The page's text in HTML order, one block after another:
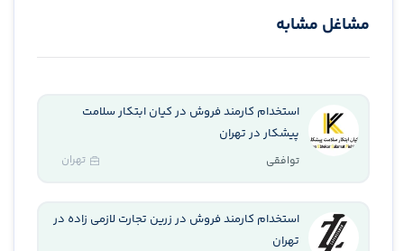
مشاغل مشابه
استخدام کارمند فروش در کیان ابتکار سلامت
پیشکار در تهران
توافقی تهران
استخدام کارمند فروش در زرین تجارت لازمی زاده در
تهران